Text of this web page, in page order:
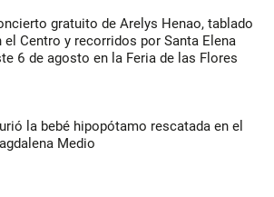
gratuito de Arelys Henao, tablado
el Centro y recorridos por Santa Elena
6 de agosto en la Feria de las Flores
la bebé hipopótamo rescatada en el
Medio